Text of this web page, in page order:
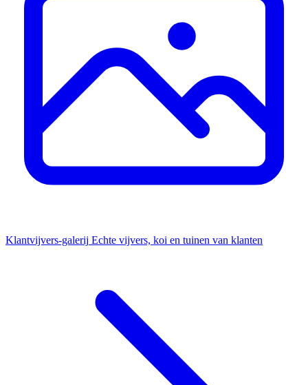
Klantvijvers-galerij Echte vijvers, koi en tuinen van klanten